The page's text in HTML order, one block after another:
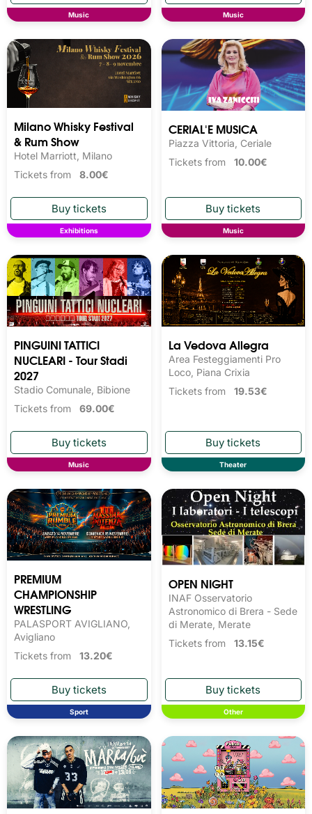
Music Music
Milano Whisky Festival
& Rum Show
Hotel Marriott, Milano
Tickets from 8.00€
Exhibitions
CERIAL'E MUSICA
Piazza Vittoria, Ceriale
Tickets from 10.00€
Music
PINGUINI TATTICI
NUCLEARI - Tour Stadi
2027
Stadio Comunale, Bibione
Tickets from 69.00€
Music
La Vedova Allegra
Area Festeggiamenti Pro
Loco, Piana Crixia
Tickets from 19.53€
Theater
PREMIUM
CHAMPIONSHIP
WRESTLING
PALASPORT AVIGLIANO,
Avigliano
Tickets from 13.20€
Sport
OPEN NIGHT
INAF Osservatorio
Astronomico di Brera - Sede
di Merate, Merate
Tickets from 13.15€
Other